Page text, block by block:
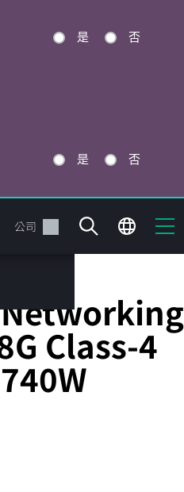
是 否
是 否
公司
前是空的
Class-4